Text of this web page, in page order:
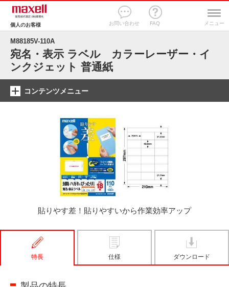
個人のお客様 お問い合わせ FAQ メニュー
M88185V-110A
宛名・表示 ラベル カラーレーザー・イ
ンクジェット 普通紙
コンテンツメニュー
貼りやす差！貼りやすいから作業効率アップ
特長 仕様 ダウンロード